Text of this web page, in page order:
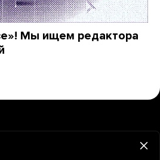
Мы ищем редактора